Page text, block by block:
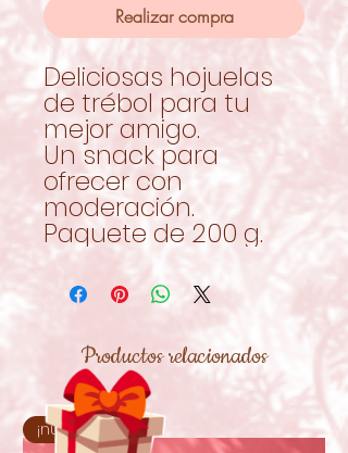
Realizar compra
Deliciosas hojuelas
de trébol para tu
mejor amigo.
Un snack para
ofrecer con
moderación.
Paquete de 200 g.
Productos relacionados
¡nuevo!